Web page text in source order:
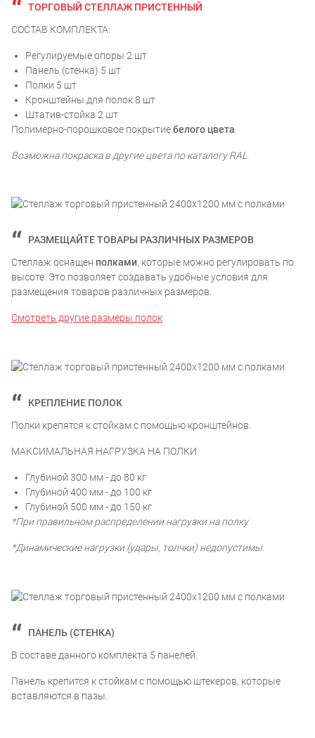
ТОРГОВЫЙ СТЕЛЛАЖ ПРИСТЕННЫЙ
СОСТАВ КОМПЛЕКТА:
Регулируемые опоры 2 шт
Панель (стенка) 5 шт
Полки 5 шт
Кронштейны для полок 8 шт
Штатив-стойка 2 шт
Полимерно-порошковое покрытиебелого цвета
Возможна покраска в другие цвета по каталогу RAL.
РАЗМЕЩАЙТЕ ТОВАРЫ РАЗЛИЧНЫХ РАЗМЕРОВ
Стеллаж оснащен полками, которые можно регулировать по
высоте. Это позволяет создавать удобные условия для
размещения товаров различных размеров.
Смотреть другие размеры полок
КРЕПЛЕНИЕ ПОЛОК
Полки крепятся к стойкам с помощью кронштейнов.
МАКСИМАЛЬНАЯ НАГРУЗКА НА ПОЛКИ
Глубиной 300 мм - до 80 кг
Глубиной 400 мм - до 100 кг
Глубиной 500 мм - до 150 кг
*При правильном распределении нагрузки на полку
*Динамические нагрузки (удары, толчки) недопустимы.
ПАНЕЛЬ (СТЕНКА)
В составе данного комплекта 5 панелей.
Панель крепится к стойкам с помощью штекеров, которые
вставляются в пазы.